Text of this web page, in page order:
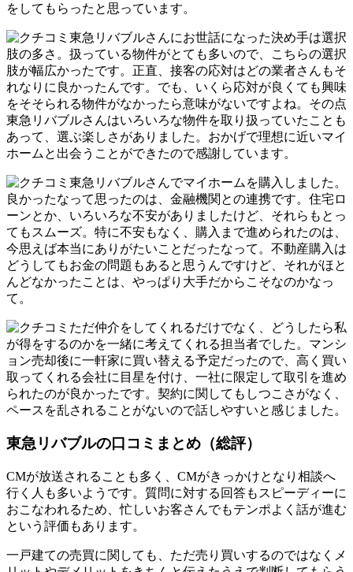
をしてもらったと思っています。
東急リバブルさんにお世話になった決め手は選択
肢の多さ。扱っている物件がとても多いので、こちらの選択
肢が幅広かったです。正直、接客の応対はどの業者さんもそ
れなりに良かったんです。でも、いくら応対が良くても興味
をそそられる物件がなかったら意味がないですよね。その点
東急リバブルさんはいろいろな物件を取り扱っていたことも
あって、選ぶ楽しさがありました。おかげで理想に近いマイ
ホームと出会うことができたので感謝しています。
東急リバブルさんでマイホームを購入しました。
良かったなって思ったのは、金融機関との連携です。住宅ロ
ーンとか、いろいろな不安がありましたけど、それらもとっ
てもスムーズ。特に不安もなく、購入まで進められたのは、
今思えば本当にありがたいことだったなって。不動産購入は
どうしてもお金の問題もあると思うんですけど、それがほと
んどなかったことは、やっぱり大手だからこそなのかなっ
て。
ただ仲介をしてくれるだけでなく、どうしたら私
が得をするのかを一緒に考えてくれる担当者でした。マンシ
ョン売却後に一軒家に買い替える予定だったので、高く買い
取ってくれる会社に目星を付け、一社に限定して取引を進め
られたのが良かったです。契約に関してもしつこさがなく、
ペースを乱されることがないので話しやすいと感じました。
東急リバブルの口コミまとめ（総評）
CMが放送されることも多く、CMがきっかけとなり相談へ
行く人も多いようです。質問に対する回答もスピーディーに
おこなわれるため、忙しいお客さんでもテンポよく話が進む
という評価もあります。
一戸建ての売買に関しても、ただ売り買いするのではなくメ